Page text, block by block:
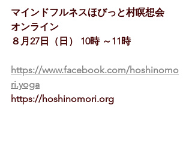
マインドフルネスほびっと村瞑想会
オンライン
８月27日（日） 10時 ～11時
https://www.facebook.com/hoshinomo
ri.yoga
https://hoshinomori.org